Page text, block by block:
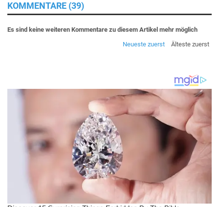
KOMMENTARE (39)
Es sind keine weiteren Kommentare zu diesem Artikel mehr möglich
Neueste zuerst
Älteste zuerst